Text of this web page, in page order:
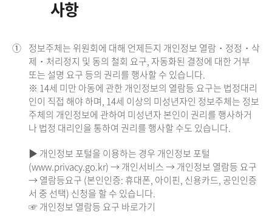
사항
① 정보주체는 위원회에 대해 언제든지 개인정보 열람・정정・삭
제・처리정지 및 동의 철회 요구, 자동화된 결정에 대한 거부
또는 설명 요구 등의 권리를 행사할 수 있습니다.
※ 14세 미만 아동에 관한 개인정보의 열람등 요구는 법정대리
인이 직접 해야 하며, 14세 이상의 미성년자인 정보주체는 정보
주체의 개인정보에 관하여 미성년자 본인이 권리를 행사하거
나 법정 대리인을 통하여 권리를 행사할 수도 있습니다.
▶ 개인정보 포털을 이용하는 경우 개인정보 포털
(www.privacy.go.kr) → 개인서비스 → 개인정보 열람등 요구
→ 열람등요구 (본인인증: 휴대폰, 아이핀, 신용카드, 공인인증
서 중 선택) 신청을 할 수 있습니다.
☞ 개인정보 열람등 요구 바로가기